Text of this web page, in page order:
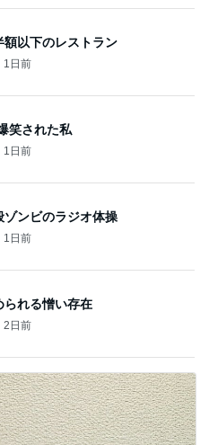
額以下のレストラン
1日前
笑された私
1日前
ゾンビのラジオ体操
1日前
られる憎い存在
2日前